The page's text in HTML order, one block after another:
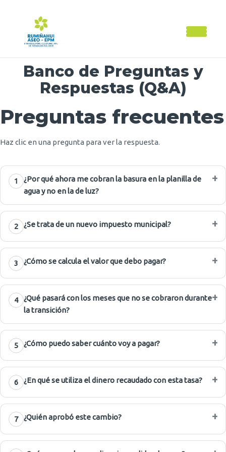
Banco de Preguntas y
Respuestas (Q&A)
Preguntas frecuentes
Haz clic en una pregunta para ver la respuesta.
1
¿Por qué ahora me cobran la basura en la planilla de
agua y no en la de luz?
2 ¿Se trata de un nuevo impuesto municipal?
3 ¿Cómo se calcula el valor que debo pagar?
4
¿Qué pasará con los meses que no se cobraron durante
la transición?
5 ¿Cómo puedo saber cuánto voy a pagar?
6 ¿En qué se utiliza el dinero recaudado con esta tasa?
7 ¿Quién aprobó este cambio?